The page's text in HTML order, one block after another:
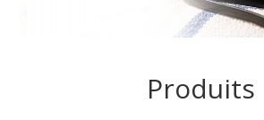
Produits